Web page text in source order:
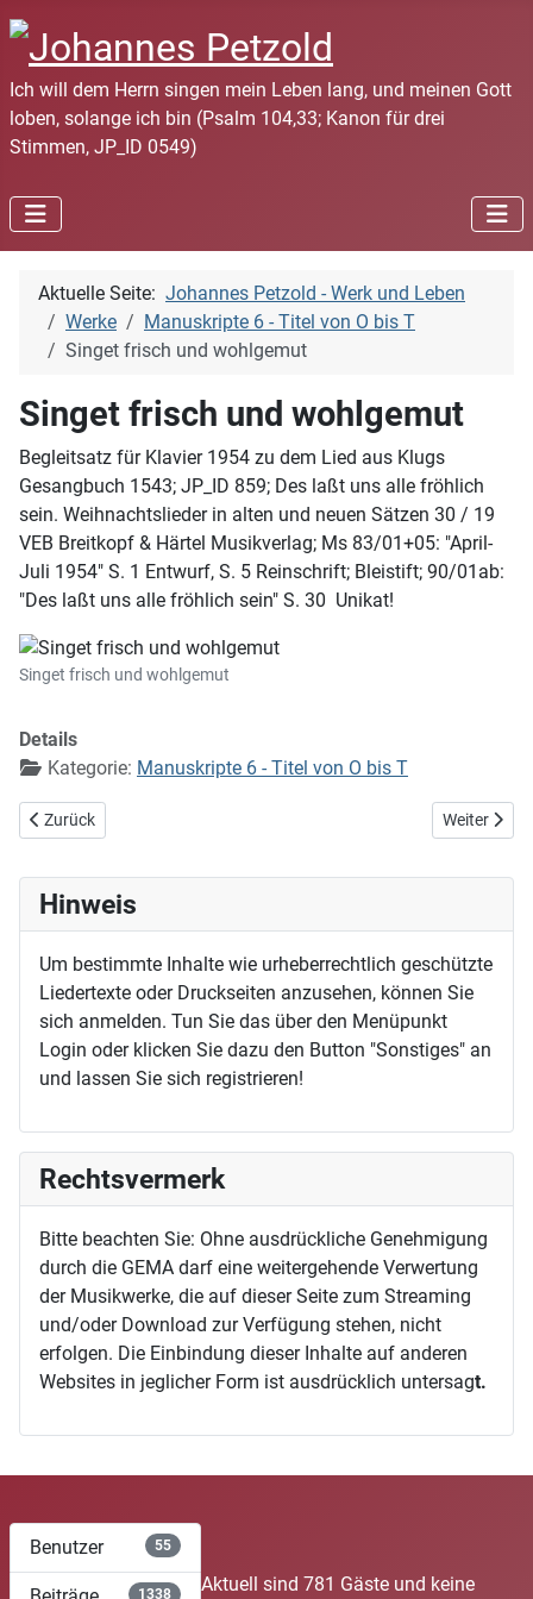
Ich will dem Herrn singen mein Leben lang, und meinen Gott
loben, solange ich bin (Psalm 104,33; Kanon für drei
Stimmen, JP_ID 0549)
Aktuelle Seite: Johannes Petzold - Werk und Leben
Werke
Manuskripte 6 - Titel von O bis T
Singet frisch und wohlgemut
Singet frisch und wohlgemut
Begleitsatz für Klavier 1954 zu dem Lied aus Klugs
Gesangbuch 1543; JP_ID 859; Des laßt uns alle fröhlich
sein. Weihnachtslieder in alten und neuen Sätzen 30 / 19
VEB Breitkopf & Härtel Musikverlag; Ms 83/01+05: "April-
Juli 1954" S. 1 Entwurf, S. 5 Reinschrift; Bleistift; 90/01ab:
"Des laßt uns alle fröhlich sein" S. 30 Unikat!
Singet frisch und wohlgemut
Details
Kategorie: Manuskripte 6 - Titel von O bis T
Vorheriger Beitrag: Singet dem Herrn ein neues Lied
Zurück Nächster
Weiter
Hinweis
Um bestimmte Inhalte wie urheberrechtlich geschützte
Liedertexte oder Druckseiten anzusehen, können Sie
sich anmelden. Tun Sie das über den Menüpunkt
Login oder klicken Sie dazu den Button "Sonstiges" an
und lassen Sie sich registrieren!
Rechtsvermerk
Bitte beachten Sie: Ohne ausdrückliche Genehmigung
durch die GEMA darf eine weitergehende Verwertung
der Musikwerke, die auf dieser Seite zum Streaming
und/oder Download zur Verfügung stehen, nicht
erfolgen. Die Einbindung dieser Inhalte auf anderen
Websites in jeglicher Form ist ausdrücklich untersagt.
Benutzer 55
1338 Aktuell sind 781 Gäste und keine